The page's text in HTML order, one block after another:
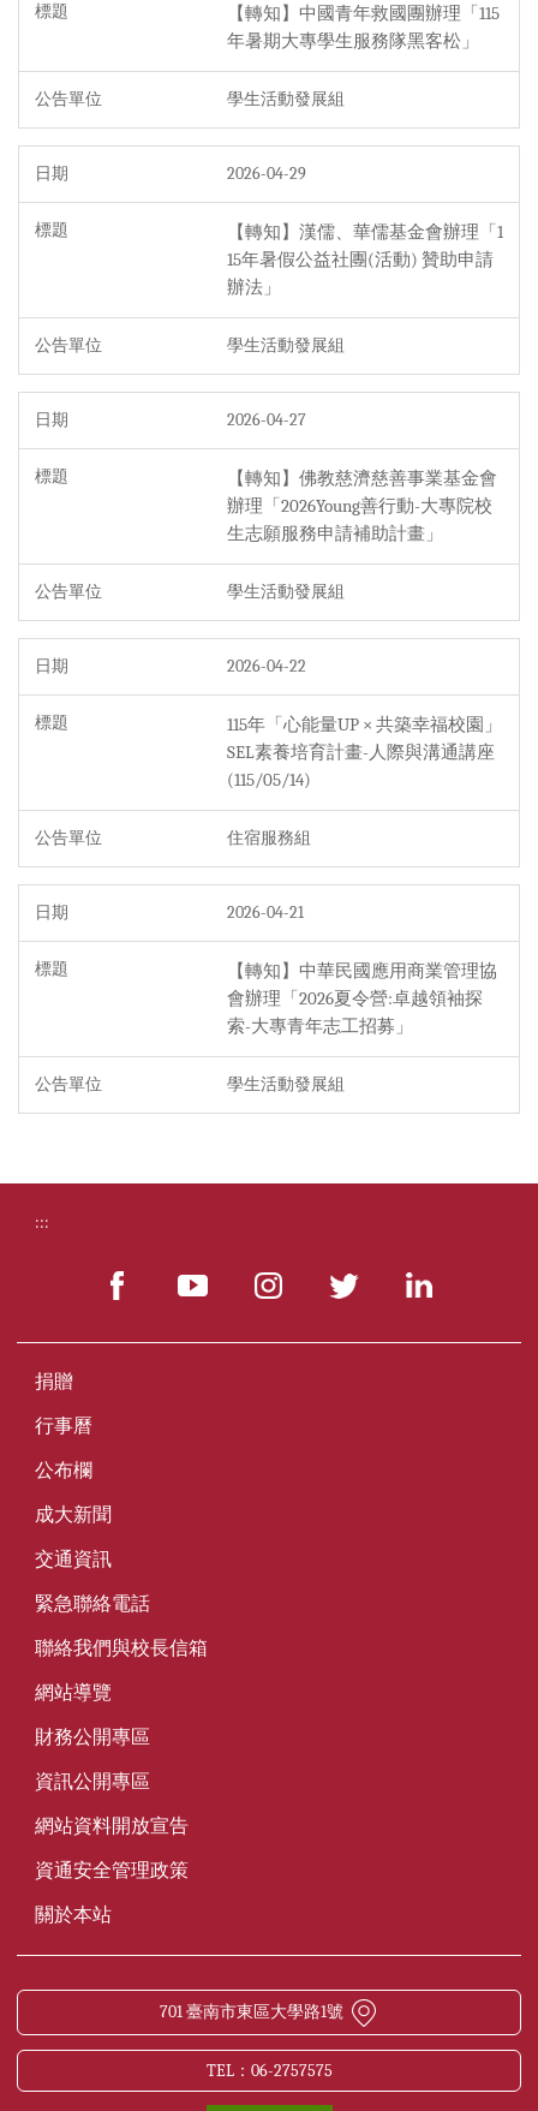
【轉知】中國青年救國團辦理「115
年暑期大專學生服務隊黑客松」
學生活動發展組
2026-04-29
【轉知】漢儒、華儒基金會辦理「1
15年暑假公益社團(活動) 贊助申請
辦法」
學生活動發展組
2026-04-27
【轉知】佛教慈濟慈善事業基金會
辦理「2026Young善行動-大專院校
生志願服務申請補助計畫」
學生活動發展組
2026-04-22
115年「心能量UP × 共築幸福校園」
SEL素養培育計畫-人際與溝通講座
(115/05/14)
住宿服務組
2026-04-21
【轉知】中華民國應用商業管理協
會辦理「2026夏令營:卓越領袖探
索-大專青年志工招募」
學生活動發展組
:::
捐贈
行事曆
公布欄
成大新聞
交通資訊
緊急聯絡電話
聯絡我們與校長信箱
網站導覽
財務公開專區
資訊公開專區
網站資料開放宣告
資通安全管理政策
關於本站
701 臺南市東區大學路1號
TEL：06-2757575